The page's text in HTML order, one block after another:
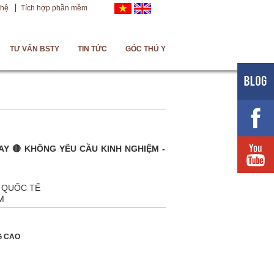
Tích hợp phần mềm
TƯ VẤN BSTY TIN TỨC GÓC THÚ Y
🔴 KHÔNG YÊU CẦU KINH NGHIỆM -
TẾ
CAO